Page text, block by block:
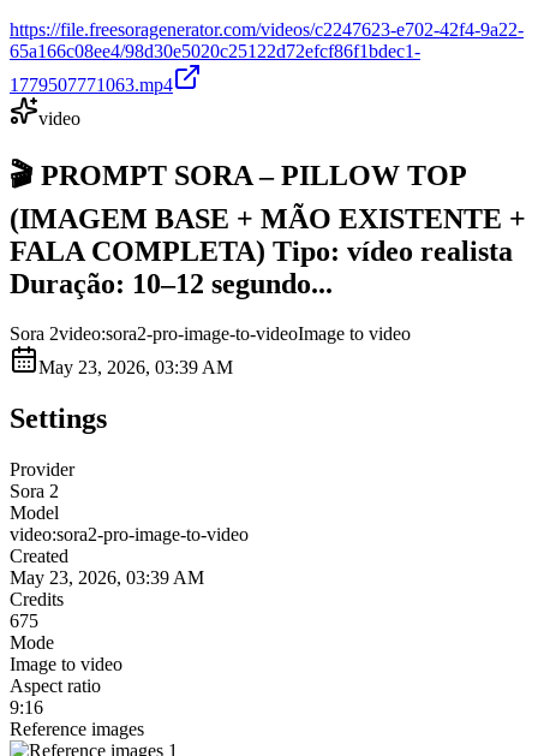
https://file.freesoragenerator.com/videos/c2247623-e702-42f4-9a22-
65a166c08ee4/98d30e5020c25122d72efcf86f1bdec1-
1779507771063.mp4
video
🎬 PROMPT SORA – PILLOW TOP
(IMAGEM BASE + MÃO EXISTENTE +
FALA COMPLETA) Tipo: vídeo realista
Duração: 10–12 segundo...
Sora 2video:sora2-pro-image-to-videoImage to video
May 23, 2026, 03:39 AM
Settings
Provider
Sora 2
Model
video:sora2-pro-image-to-video
Created
May 23, 2026, 03:39 AM
Credits
675
Mode
Image to video
Aspect ratio
9:16
Reference images